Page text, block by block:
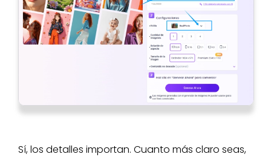
Sí, los detalles importan. Cuanto más claro seas,